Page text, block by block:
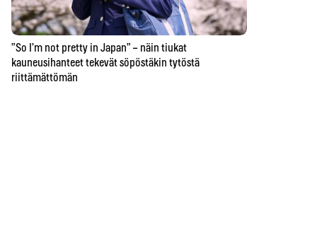
”So I’m not pretty in Japan” – näin tiukat
kauneusihanteet tekevät söpöstäkin tytöstä
riittämättömän